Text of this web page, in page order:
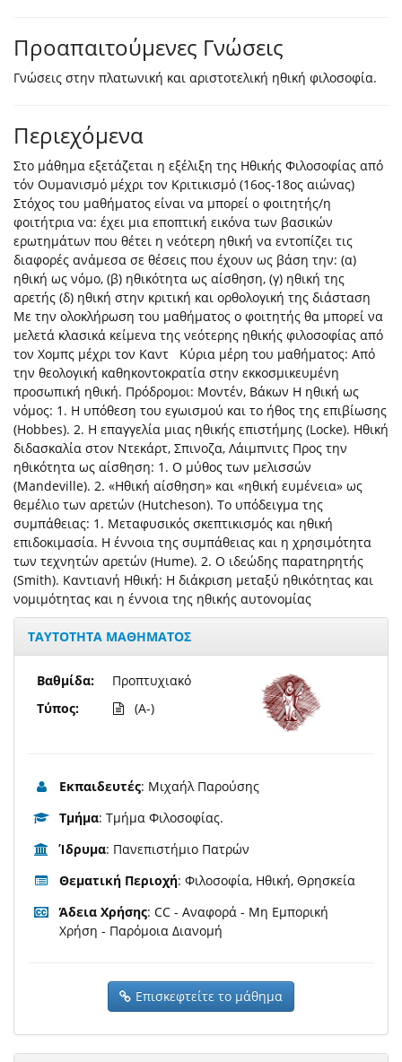
Προαπαιτούμενες Γνώσεις
Γνώσεις στην πλατωνική και αριστοτελική ηθική φιλοσοφία.
Περιεχόμενα
Στο μάθημα εξετάζεται η εξέλιξη της Ηθικής Φιλοσοφίας από
τόν Ουμανισμό μέχρι τον Κριτικισμό (16ος-18ος αιώνας)
Στόχος του μαθήματος είναι να μπορεί ο φοιτητής/η
φοιτήτρια να: έχει μια εποπτική εικόνα των βασικών
ερωτημάτων που θέτει η νεότερη ηθική να εντοπίζει τις
διαφορές ανάμεσα σε θέσεις που έχουν ως βάση την: (α)
ηθική ως νόμο, (β) ηθικότητα ως αίσθηση, (γ) ηθική της
αρετής (δ) ηθική στην κριτική και ορθολογική της διάσταση
Με την ολοκλήρωση του μαθήματος ο φοιτητής θα μπορεί να
μελετά κλασικά κείμενα της νεότερης ηθικής φιλοσοφίας από
τον Χομπς μέχρι τον Καντ Κύρια μέρη του μαθήματος: Από
την θεολογική καθηκοντοκρατία στην εκκοσμικευμένη
προσωπική ηθική. Πρόδρομοι: Μοντέν, Βάκων Η ηθική ως
νόμος: 1. Η υπόθεση του εγωισμού και το ήθος της επιβίωσης
(Hobbes). 2. Η επαγγελία μιας ηθικής επιστήμης (Locke). Ηθική
διδασκαλία στον Ντεκάρτ, Σπινοζα, Λάιμπνιτς Προς την
ηθικότητα ως αίσθηση: 1. Ο μύθος των μελισσών
(Mandeville). 2. «Ηθική αίσθηση» και «ηθική ευμένεια» ως
θεμέλιο των αρετών (Hutcheson). Το υπόδειγμα της
συμπάθειας: 1. Μεταφυσικός σκεπτικισμός και ηθική
επιδοκιμασία. Η έννοια της συμπάθειας και η χρησιμότητα
των τεχνητών αρετών (Hume). 2. Ο ιδεώδης παρατηρητής
(Smith). Καντιανή Ηθική: Η διάκριση μεταξύ ηθικότητας και
νομιμότητας και η έννοια της ηθικής αυτονομίας
ΤΑΥΤΟΤΗΤΑ ΜΑΘΗΜΑΤΟΣ
Βαθμίδα:
Τύπος:
Προπτυχιακό
(A-)
Εκπαιδευτές: Μιχαήλ Παρούσης
Τμήμα: Τμήμα Φιλοσοφίας.
Ίδρυμα: Πανεπιστήμιο Πατρών
Θεματική Περιοχή: Φιλοσοφία, Ηθική, Θρησκεία
Άδεια Χρήσης: CC - Αναφορά - Μη Εμπορική
Χρήση - Παρόμοια Διανομή
Επισκεφτείτε το μάθημα